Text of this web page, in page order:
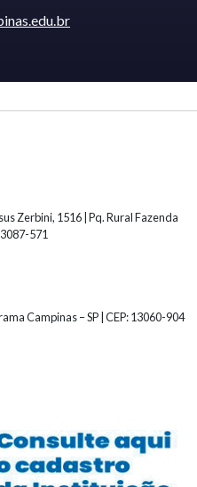
Zerbini, 1516 | Pq. Rural Fazenda
571
Campinas – SP | CEP: 13060-904